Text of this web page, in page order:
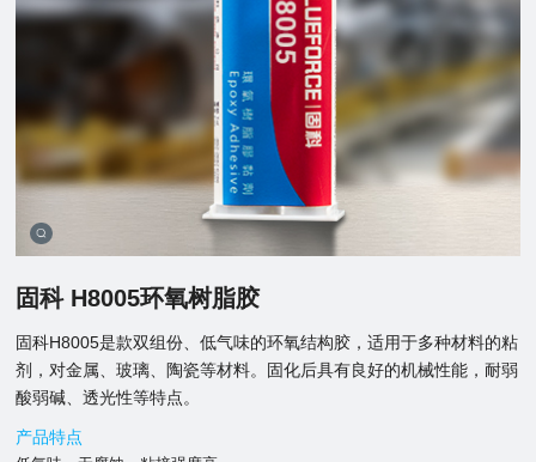
固科 H8005环氧树脂胶
固科H8005是款双组份、低气味的环氧结构胶，适用于多种材料的粘
剂，对金属、玻璃、陶瓷等材料。固化后具有良好的机械性能，耐弱
酸弱碱、透光性等特点。
产品特点